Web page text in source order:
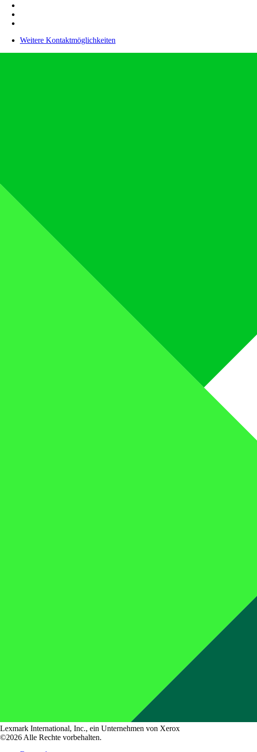
Weitere Kontaktmöglichkeiten
Lexmark International, Inc., ein Unternehmen von Xerox
©2026 Alle Rechte vorbehalten.